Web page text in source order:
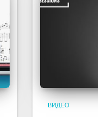
ВИДЕО